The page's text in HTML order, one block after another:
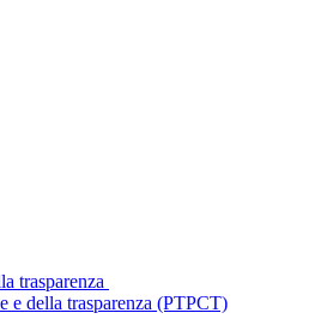
trasparenza
e della trasparenza (PTPCT)